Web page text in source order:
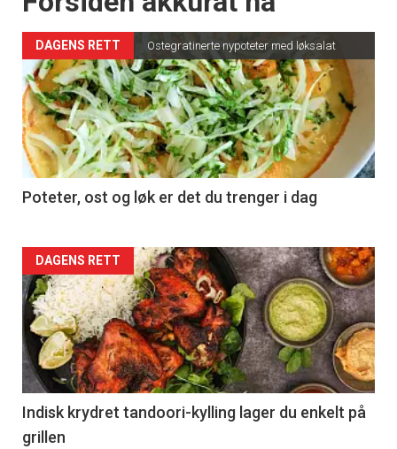
DAGENS RETT Ostegratinerte nypoteter med løksalat
Poteter, ost og løk er det du trenger i dag
Forsiden
akkurat
nå
-
2
DAGENS RETT
Indisk krydret tandoori-kylling lager du enkelt på
grillen